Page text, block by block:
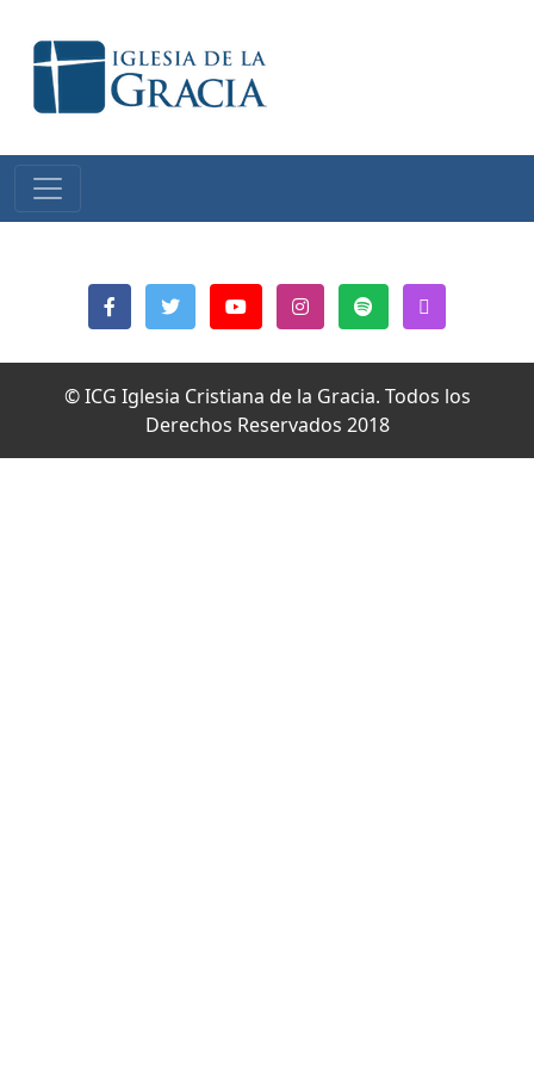
© ICG Iglesia Cristiana de la Gracia. Todos los
Derechos Reservados 2018